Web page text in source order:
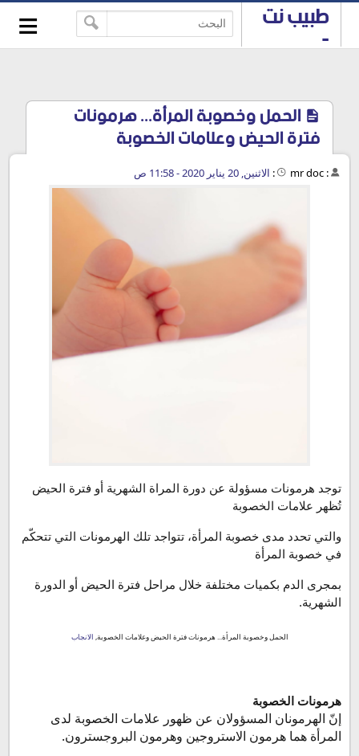
--> طبيب نت
-
استشارات
مجانية
≡
الحمل وخصوبة المرأة... هرمونات
فترة الحيض وعلامات الخصوبة
:
mr doc
: الاثنين, 20 يناير 2020 - 11:58 ص
هرمونات الخصوبة
تُظهر علامات الخصوبة
والتي تحدد مدى خصوبة المرأة،
في خصوبة المرأة
الشهرية.
الحمل وخصوبة المرأة... هرمونات فترة الحيض وعلامات الخصوبة, الانجاب
هرمونات الخصوبة
إنّ الهرمونان المسؤولان عن ظهور علامات الخصوبة لدى
المرأة هما هرمون الاستروجين وهرمون البروجسترون.